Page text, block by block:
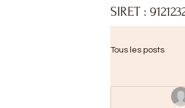
SIRET :
Tous les posts